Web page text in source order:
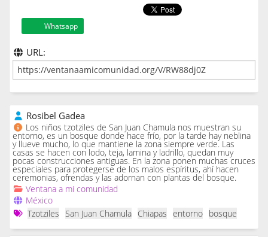
Whatsapp
URL:
Rosibel Gadea
Los niños tzotziles de San Juan Chamula nos muestran su
entorno, es un bosque donde hace frío, por la tarde hay neblina
y llueve mucho, lo que mantiene la zona siempre verde. Las
casas se hacen con lodo, teja, lamina y ladrillo, quedan muy
pocas construcciones antiguas. En la zona ponen muchas cruces
especiales para protegerse de los malos espíritus, ahí hacen
ceremonias, ofrendas y las adornan con plantas del bosque.
Ventana a mi comunidad
México
Tzotziles
San Juan Chamula Chiapas entorno bosque